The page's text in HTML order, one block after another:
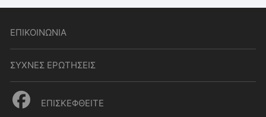
ΕΠΙΚΟΙΝΩΝΙΑ
ΣΥΧΝΕΣ ΕΡΩΤΗΣΕΙΣ
ΕΠΙΣΚΕΦΘΕΙΤΕ